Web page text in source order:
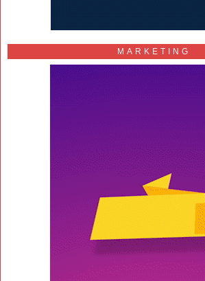
MARKETING